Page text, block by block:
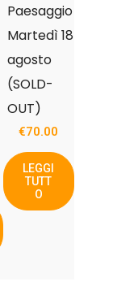
Paesaggio
Martedì 18
agosto
(SOLD-
OUT)
€70.00
LEGGI
TUTT
O